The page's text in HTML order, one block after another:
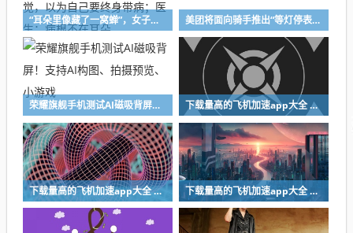
“耳朵里像藏了一窝蝉”，女子崩溃：五年没睡过一个安稳觉，以为自己要终身带病；医生：病根不在耳朵 美团将面向骑手推出“等灯停表”功能
荣耀旗舰手机测试AI磁吸背屏！支持AI构图、拍摄预览、小游戏 下载量高的飞机加速app大全 值得推荐的飞机加速app精选
下载量高的飞机加速app大全 值得推荐的飞机加速app精选 下载量高的飞机加速app大全 值得推荐的飞机加速app精选